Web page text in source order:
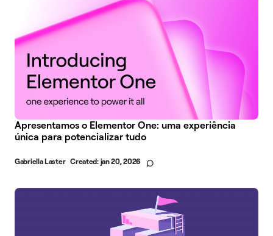
Apresentamos o Elementor One: uma experiência
única para potencializar tudo
Gabriella Laster Created: jan 20, 2026